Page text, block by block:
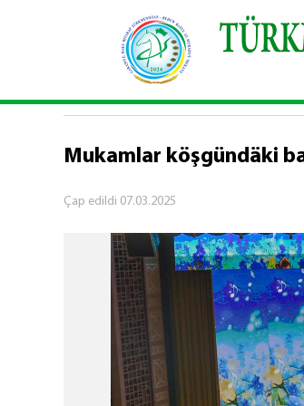
Baş sahypa \ Medeniýet \
MEDENIÝET
Mukamlar köşgündäki
Çap edildi 07.03.2025